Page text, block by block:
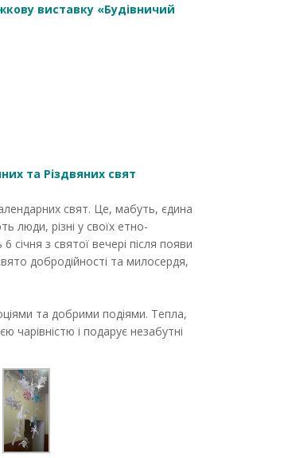
виставку «Будівничий
та Різдвяних свят
свят. Це, мабуть, єдина
люди, різні у своїх етно-
січня з святої вечері після появи
добродійності та милосердя,
та добрими подіями. Тепла,
і подарує незабутні